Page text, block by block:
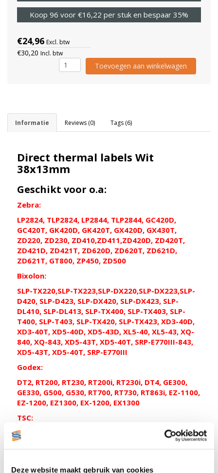
Deze website maakt gebruik van cookies
Koop 96 voor €16,22 per stuk en bespaar 35%
€24,96 Excl. btw
€30,20 Incl. btw
Toevoegen aan winkelwagen
Informatie Reviews (0) Tags (6)
Direct thermal labels Wit
38x13mm
Geschikt voor o.a:
Zebra:
LP2824, TLP2824, LP2844, TLP2844, GC420D,
GC420T, GK420D, GK420T, GX420D, GX430T,
ZD220, ZD230, ZD410,ZD411,ZD420D, ZD420T,
ZD421D, ZD421T, ZD620D, ZD620T, ZD621D,
ZD621T, GT800, ZP450, ZD500
Bixolon:
SLP-TX220,SLP-TX223,SLP-DX220,SLP-DX223,SLP-
D420, SLP-D423, SLP-DX420, SLP-DX423, SLP-
DL410, SLP-DL413, SLP-TX400, SLP-TX403, SLP-
T400, SLP-T403, SLP-TX420, SLP-TX423, XD3-40D,
XD3-40T, XD5-40D, XD5-43D, XL5-40, XL5-43, XQ-
840, XQ-843, XD5-43T, XD5-40T, SRP-E770III-843,
XD5-43T, XD5-40T, SRP-E770III
Godex:
DT2, RT200, RT230, RT200i, RT230i, DT4, GE300,
GE330, G500, G530, RT700, RT730, RT863i, EZ-1100,
EZ-1200, EZ1300, EX-1200, EX1300
TSC:
DA200, DA210, DA220, DA300, DA310, DA320, TDP-
225, TDP-247, TDP-324, TDP-345, TA200, TA210,